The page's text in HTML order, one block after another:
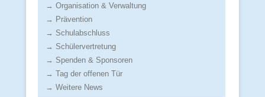
→ Organisation & Verwaltung
→ Prävention
→ Schulabschluss
→ Schülervertretung
→ Spenden & Sponsoren
→ Tag der offenen Tür
→ Weitere News